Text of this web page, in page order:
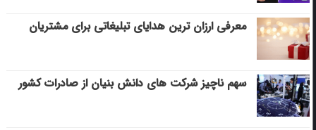
معرفی ارزان ترین هدایای تبلیغاتی برای مشتریان
سهم ناچیز شرکت های دانش بنیان از صادرات کشور